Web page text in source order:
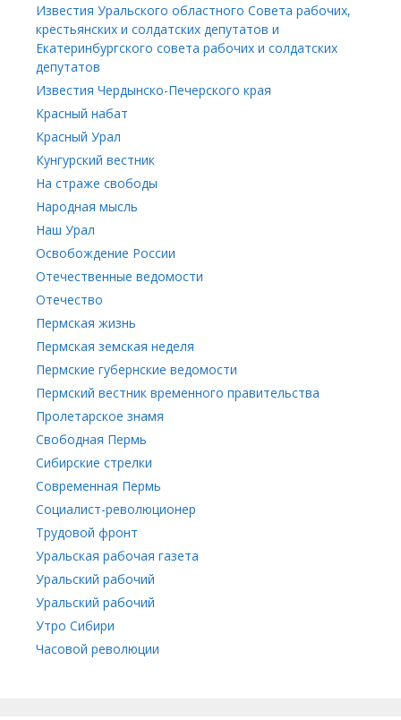
Известия Уральского областного Совета рабочих,
крестьянских и солдатских депутатов и
Екатеринбургского совета рабочих и солдатских
депутатов
Известия Чердынско-Печерского края
Красный набат
Красный Урал
Кунгурский вестник
На страже свободы
Народная мысль
Наш Урал
Освобождение России
Отечественные ведомости
Отечество
Пермская жизнь
Пермская земская неделя
Пермские губернские ведомости
Пермский вестник временного правительства
Пролетарское знамя
Свободная Пермь
Сибирские стрелки
Современная Пермь
Социалист-революционер
Трудовой фронт
Уральская рабочая газета
Уральский рабочий
Уральский рабочий
Утро Сибири
Часовой революции